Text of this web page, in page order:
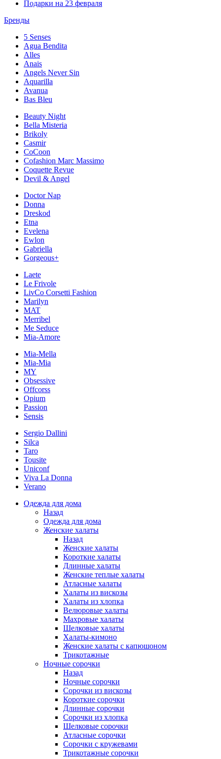
Подарки на 23 февраля
Бренды
5 Senses
Agua Bendita
Alles
Anais
Angels Never Sin
Aquarilla
Avanua
Bas Bleu
Beauty Night
Bella Misteria
Brikoly
Casmir
CoCoon
Cofashion Marc Massimo
Coquette Revue
Devil & Angel
Doctor Nap
Donna
Dreskod
Etna
Evelena
Ewlon
Gabriella
Gorgeous+
Laete
Le Frivole
LivCo Corsetti Fashion
Marilyn
MAT
Merribel
Me Seduce
Mia-Amore
Mia-Mella
Mia-Mia
MY
Obsessive
Offcorss
Opium
Passion
Sensis
Sergio Dallini
Silca
Taro
Tousite
Uniconf
Viva La Donna
Verano
Одежда для дома
Назад
Одежда для дома
Женские халаты
Назад
Женские халаты
Короткие халаты
Длинные халаты
Женские теплые халаты
Атласные халаты
Халаты из вискозы
Халаты из хлопка
Велюровые халаты
Махровые халаты
Шелковые халаты
Халаты-кимоно
Женские халаты с капюшоном
Трикотажные
Ночные сорочки
Назад
Ночные сорочки
Сорочки из вискозы
Короткие сорочки
Длинные сорочки
Сорочки из хлопка
Шелковые сорочки
Атласные сорочки
Сорочки с кружевами
Трикотажные сорочки